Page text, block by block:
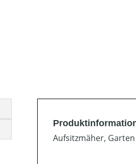
Aufsitzmäher,